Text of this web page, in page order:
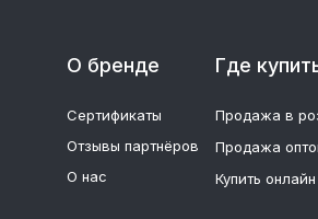
Где
Продажа в
Продажа
Купить онлайн
О бренде
Сертификаты
Отзывы партнёров
О нас